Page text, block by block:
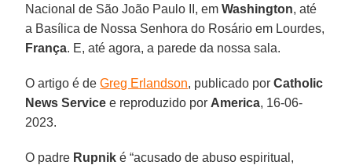
Nacional de São João Paulo II, emWashington, até
a Basílica de Nossa Senhora do Rosário em Lourdes,
França. E, até agora, a parede da nossa sala.
O artigo é deGreg Erlandson, publicado porCatholic
News Service e reproduzido por America, 16-06-
2023.
O padre Rupnik é “acusado de abuso espiritual,